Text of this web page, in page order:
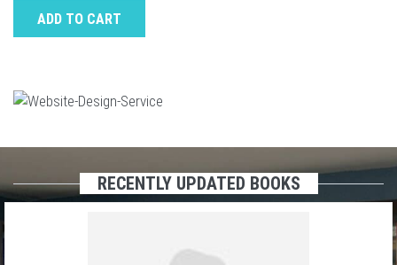
ADD TO CART
RECENTLY UPDATED BOOKS